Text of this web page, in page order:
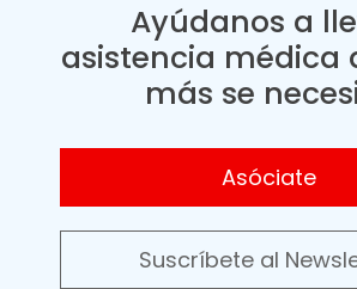
Ayúdanos a
asistencia médica
más se
Asóciate
Suscríbete al